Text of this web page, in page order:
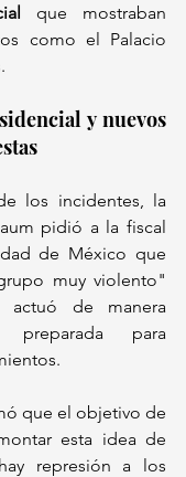
que mostraban
como el Palacio
y nuevos
los incidentes, la
pidió a la fiscal
de México que
muy violento"
actuó de manera
preparada para
que el objetivo de
esta idea de
represión a los